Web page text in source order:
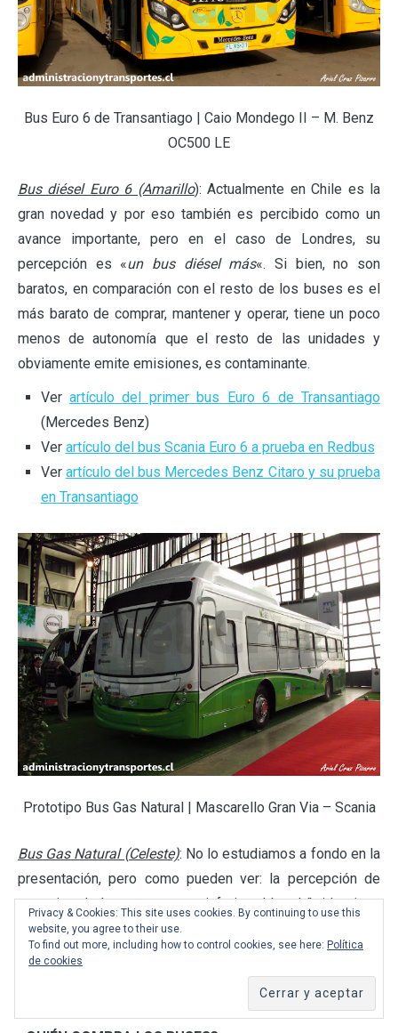
Bus Euro 6 de Transantiago | Caio Mondego II – M. Benz
OC500 LE
Bus diésel Euro 6 (Amarillo): Actualmente en Chile es la
gran novedad y por eso también es percibido como un
avance importante, pero en el caso de Londres, su
percepción es «un bus diésel más«. Si bien, no son
baratos, en comparación con el resto de los buses es el
más barato de comprar, mantener y operar, tiene un poco
menos de autonomía que el resto de las unidades y
obviamente emite emisiones, es contaminante.
Verartículo del primer bus Euro 6 de Transantiago
(Mercedes Benz)
Ver artículo del bus Scania Euro 6 a prueba en Redbus
Ver artículo del bus Mercedes Benz Citaro y su prueba
en Transantiago
Prototipo Bus Gas Natural | Mascarello Gran Via – Scania
Bus Gas Natural (Celeste): No lo estudiamos a fondo en la
presentación, pero como pueden ver: la percepción de
este tipo de bus es un poco inferior al bus híbrido, tiene
gran autonomía, emite contaminantes pero es más
eficiente energéticamente que un bus híbrido o el diésel
normal. En costos, tenemos que es un bus más costoso
Privacy & Cookies: This site uses cookies. By continuing to use this
website, you agree to their use.
To find out more, including how to control cookies, see here: Política
de cookies